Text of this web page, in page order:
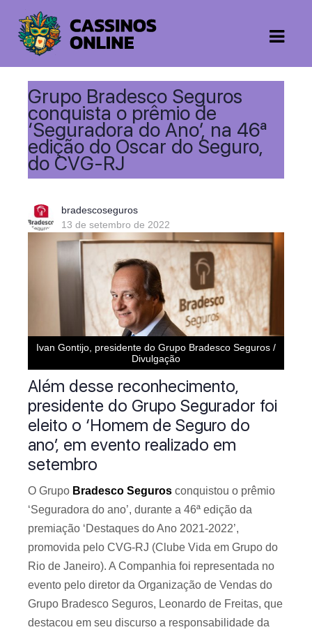
Grupo Bradesco Seguros
conquista o prêmio de
‘Seguradora do Ano’, na 46ª
edição do Oscar do Seguro,
do CVG-RJ
bradescoseguros
13 de setembro de 2022
Ivan Gontijo, presidente do Grupo Bradesco Seguros /
Divulgação
Além desse reconhecimento,
presidente do Grupo Segurador foi
eleito o ‘Homem de Seguro do
ano’, em evento realizado em
setembro
O Grupo Bradesco Seguros conquistou o prêmio
‘Seguradora do ano’, durante a 46ª edição da
premiação ‘Destaques do Ano 2021-2022’,
promovida pelo CVG-RJ (Clube Vida em Grupo do
Rio de Janeiro). A Companhia foi representada no
evento pelo diretor da Organização de Vendas do
Grupo Bradesco Seguros, Leonardo de Freitas, que
destacou em seu discurso a responsabilidade da